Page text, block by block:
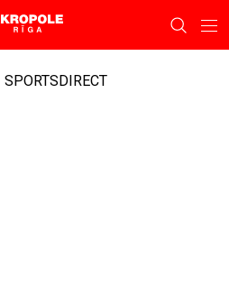
SPORTSDIRECT